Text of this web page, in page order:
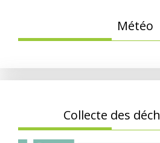
Météo
Collecte des